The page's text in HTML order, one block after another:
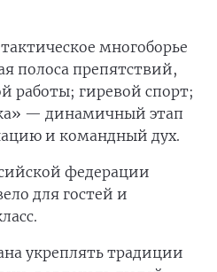
многоборье
полоса препятствий,
работы; гиревой спорт;
— динамичный этап
и командный дух.
федерации
для гостей и
укреплять традиции